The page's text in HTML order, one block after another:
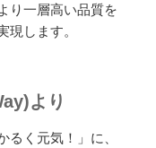
り一層高い品質を
現します。
より
く元気！」に、